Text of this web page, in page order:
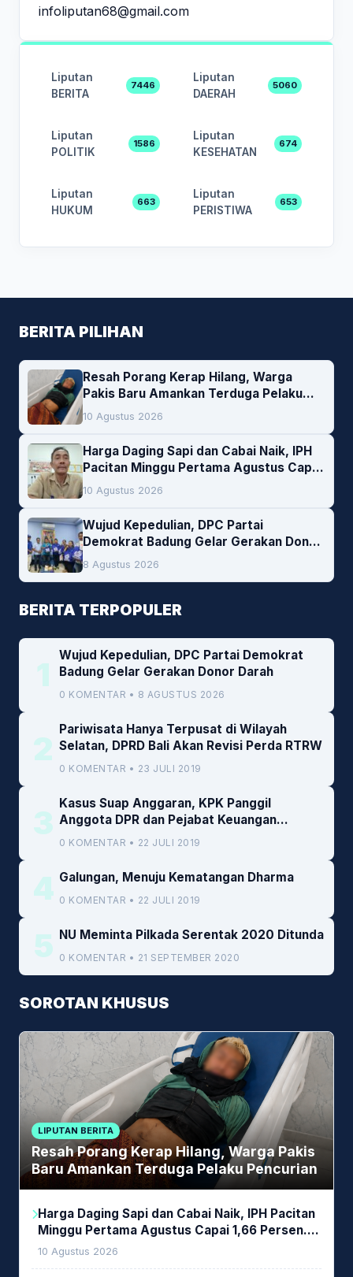
infoliputan68@gmail.com
Liputan
BERITA
7446
Liputan
DAERAH
5060
Liputan
POLITIK
1586
Liputan
KESEHATAN
674
Liputan
HUKUM
663
Liputan
PERISTIWA
653
BERITA PILIHAN
Resah Porang Kerap Hilang, Warga
Pakis Baru Amankan Terduga Pelaku
Pencurian
10 Agustus 2026
Harga Daging Sapi dan Cabai Naik, IPH
Pacitan Minggu Pertama Agustus Capai
1,66 Persen. Ini Penjelasan Kabag Ayub
10 Agustus 2026
Wujud Kepedulian, DPC Partai
Demokrat Badung Gelar Gerakan Donor
Darah
8 Agustus 2026
BERITA TERPOPULER
1
Wujud Kepedulian, DPC Partai Demokrat
Badung Gelar Gerakan Donor Darah
0 KOMENTAR • 8 AGUSTUS 2026
2
Pariwisata Hanya Terpusat di Wilayah
Selatan, DPRD Bali Akan Revisi Perda RTRW
0 KOMENTAR • 23 JULI 2019
3
Kasus Suap Anggaran, KPK Panggil
Anggota DPR dan Pejabat Keuangan
Kemenkeu
0 KOMENTAR • 22 JULI 2019
4 Galungan, Menuju Kematangan Dharma
0 KOMENTAR • 22 JULI 2019
5 NU Meminta Pilkada Serentak 2020 Ditunda
0 KOMENTAR • 21 SEPTEMBER 2020
SOROTAN KHUSUS
LIPUTAN BERITA
Resah Porang Kerap Hilang, Warga Pakis
Baru Amankan Terduga Pelaku Pencurian
Harga Daging Sapi dan Cabai Naik, IPH Pacitan
Minggu Pertama Agustus Capai 1,66 Persen.
Ini Penjelasan Kabag Ayub
10 Agustus 2026